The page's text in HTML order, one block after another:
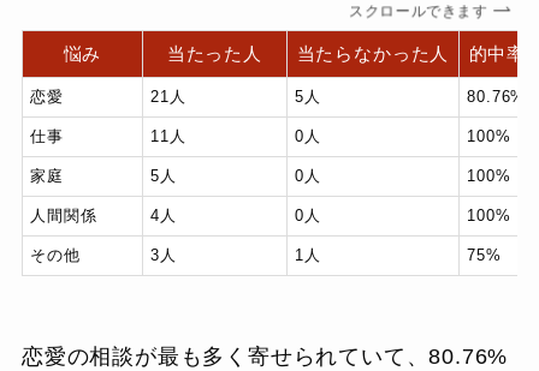
スクロールできます
悩み 当たった人 当たらなかった人 的中率
恋愛 21人 5人 80.76%
仕事 11人 0人 100%
家庭 5人 0人 100%
人間関係 4人 0人 100%
その他 3人 1人 75%
恋愛の相談が最も多く寄せられていて、80.76%